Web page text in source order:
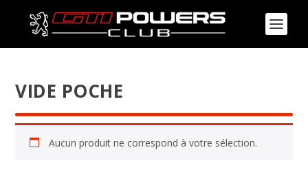
VIDE POCHE
Aucun produit ne correspond à votre sélection.